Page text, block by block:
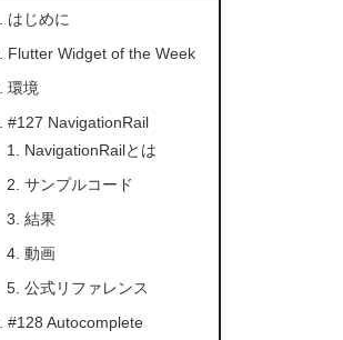
はじめに
Flutter Widget of the Week
環境
#127 NavigationRail
NavigationRailとは
サンプルコード
結果
動画
公式リファレンス
#128 Autocomplete